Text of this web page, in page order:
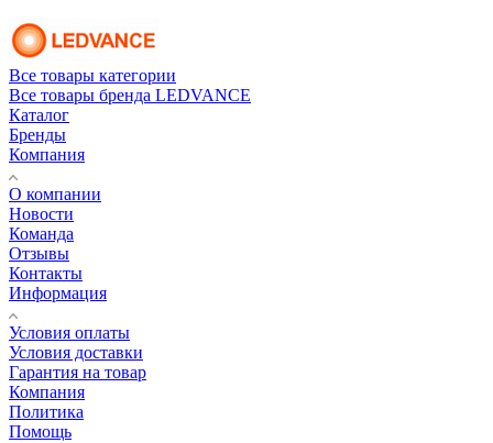
Все товары категории
Все товары бренда LEDVANCE
Каталог
Бренды
Компания
О компании
Новости
Команда
Отзывы
Контакты
Информация
Условия оплаты
Условия доставки
Гарантия на товар
Компания
Политика
Помощь